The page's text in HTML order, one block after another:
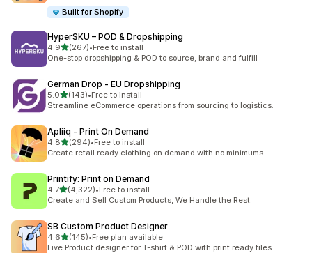
Built for Shopify
HyperSKU – POD & Dropshipping
4.9เต็ม 5 ดาว
(267)
ทั้งหมด 267 รีวิว
•Free to install
One-stop dropshipping & POD to source, brand and fulfill
German Drop ‑ EU Dropshipping
5.0เต็ม 5 ดาว
(143)
ทั้งหมด 143 รีวิว
•Free to install
Streamline eCommerce operations from sourcing to logistics.
Apliiq ‑ Print On Demand
4.8เต็ม 5 ดาว
(294)
ทั้งหมด 294 รีวิว
•Free to install
Create retail ready clothing on demand with no minimums
Printify: Print on Demand
4.7เต็ม 5 ดาว
(4,322)
ทั้งหมด 4322 รีวิว
•Free to install
Create and Sell Custom Products, We Handle the Rest.
SB Custom Product Designer
4.6เต็ม 5 ดาว
(145)
ทั้งหมด 145 รีวิว
•Free plan available
Live Product designer for T-shirt & POD with print ready files